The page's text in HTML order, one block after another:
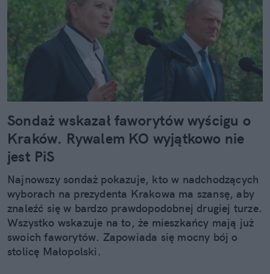
Sondaż wskazał faworytów wyścigu o
Kraków. Rywalem KO wyjątkowo nie
jest PiS
Najnowszy sondaż pokazuje, kto w nadchodzących
wyborach na prezydenta Krakowa ma szansę, aby
znaleźć się w bardzo prawdopodobnej drugiej turze.
Wszystko wskazuje na to, że mieszkańcy mają już
swoich faworytów. Zapowiada się mocny bój o
stolicę Małopolski.